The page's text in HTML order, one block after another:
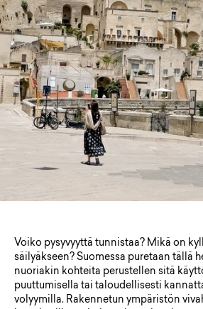
Voiko pysyvyyttä tunnistaa? Mikä on
säilyäkseen? Suomessa puretaan tällä
nuoriakin kohteita perustellen sitä
puuttumisella tai taloudellisesti
volyymilla. Rakennetun ympäristön